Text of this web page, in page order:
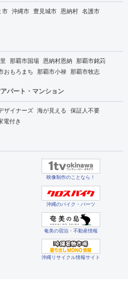
市 沖縄市 豊見城市 恩納村 名護市
那覇市国場 恩納村恩納 那覇市銘苅
おもろまち 那覇市小禄 那覇市牧志
パート・マンション
ザイナーズ 海が見える 保証人不要
電付き
映像制作のことなら！
沖縄のバイク・パーツ
奄美の宿泊・不動産情報
沖縄リサイクル情報サイト